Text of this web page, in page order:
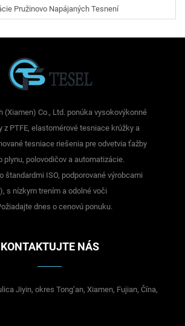
Pružinovo Napájaných Tesnení
(Xiamen) Co., Ltd. ponúka vysokovýkonné
z PTFE, elastomérové tesniace krúžky a
tesniace riešenia pre odvetvia ťažby
plynu, polovodičov a automatizácie.
štandardmi ISO, podporované výrobcami
s nízkym trením a odolné voči
dnes o cenovú ponuku.
KONTAKTUJTE NÁS
Jiyin, okres Tong’an, Xiamen, Fujian, Čína,